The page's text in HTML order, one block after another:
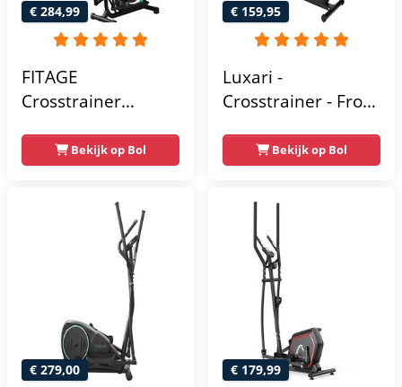
€ 284,99
FITAGE
Crosstrainer
Crosstrainers met
Bluetooth Kinomap
& Zwift - Fitness
Trainer met 24
trainingsprogramma’s
- Nauwkeurige
Hartslagmeter
Bekijk op Bol
€ 159,95
Luxari -
Crosstrainer - Front
hartslagfunctie en
tablethouder -
Elliptische Trainer -
Crosstrainer
Fitness
Bekijk op Bol
€ 279,00 € 179,99